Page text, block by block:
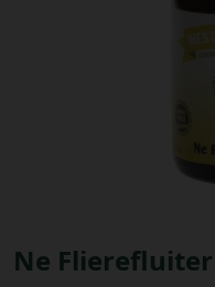
Ne Flierefluiter